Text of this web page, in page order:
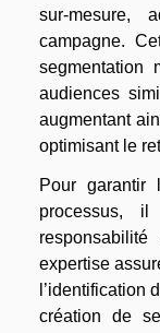
sur-mesure,
campagne.
segmentation
audiences
augmentant
optimisant le
Pour
processus,
expertise
l’identification
création de